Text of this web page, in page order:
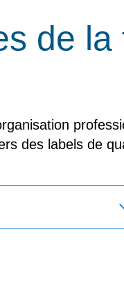
de la
des labels de